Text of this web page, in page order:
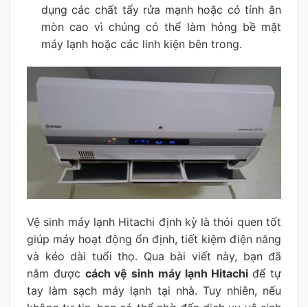
dụng các chất tẩy rửa mạnh hoặc có tính ăn
mòn cao vì chúng có thể làm hỏng bề mặt
máy lạnh hoặc các linh kiện bên trong.
Vệ sinh máy lạnh Hitachi định kỳ là thói quen tốt
giúp máy hoạt động ổn định, tiết kiệm điện năng
và kéo dài tuổi thọ. Qua bài viết này, bạn đã
nắm được cách vệ sinh máy lạnh Hitachiđể tự
tay làm sạch máy lạnh tại nhà. Tuy nhiên, nếu